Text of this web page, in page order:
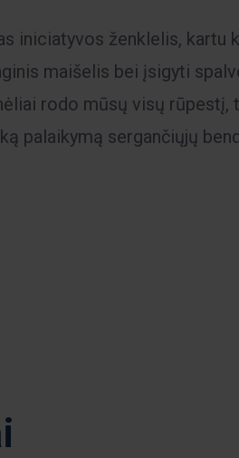
iniciatyvos ženklelis, kartu
maišelis bei įsigyti
rodo mūsų visų rūpestį,
palaikymą sergančiųjų